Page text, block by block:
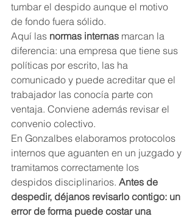
tumbar el despido aunque el motivo
de fondo fuera sólido.
Aquí las normas internas marcan la
diferencia: una empresa que tiene sus
políticas por escrito, las ha
comunicado y puede acreditar que el
trabajador las conocía parte con
ventaja. Conviene además revisar el
convenio colectivo.
En Gonzalbes elaboramos protocolos
internos que aguanten en un juzgado y
tramitamos correctamente los
despidos disciplinarios. Antes de
despedir, déjanos revisarlo contigo: un
error de forma puede costar una